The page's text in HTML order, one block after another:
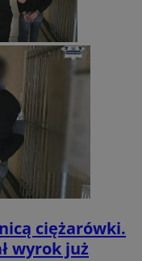
ciężarówki.
wyrok już